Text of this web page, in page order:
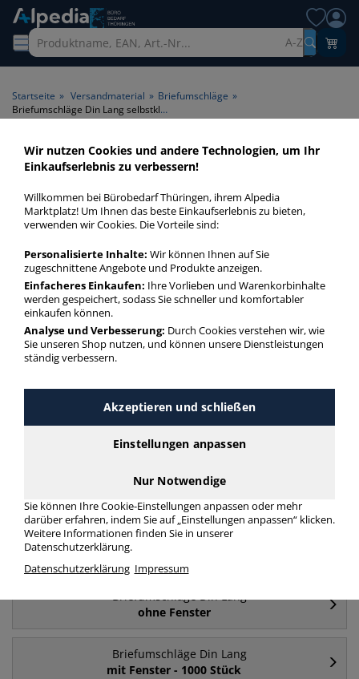
A-Z
Startseite » Versandmaterial » Briefumschläge »
Briefumschläge Din Lang selbstklebend mit Fenster Din Lang
Briefumschläge Din Lang
selbstklebend mit Fenster Din
Lang > Format Din Lang >
Fenster mit Fenster > Klebung
selbstklebend
Briefumschläge Din Lang Din Lang mit Fenster selbstklebend
in bester Qualität zum günstigen Preis. Finden Sie schnell
Briefumschläge Din Lang Din Lang mit Fenster selbstklebend
mit unserer Filter-Funktion.
Briefumschläge Din Lang selbstklebend mit
Fenster Din Lang
mehr Infos zur Kategorie
Briefumschläge Din Lang
Briefumschläge Din Lang
ohne Fenster
Briefumschläge Din Lang
mit Fenster - 1000 Stück
Wir nutzen Cookies und andere Technologien, um Ihr
Einkaufserlebnis zu verbessern!
Willkommen bei Bürobedarf Thüringen, ihrem Alpedia
Marktplatz! Um Ihnen das beste Einkaufserlebnis zu bieten,
verwenden wir Cookies. Die Vorteile sind:
Personalisierte Inhalte: Wir können Ihnen auf Sie
zugeschnittene Angebote und Produkte anzeigen.
Einfacheres Einkaufen: Ihre Vorlieben und Warenkorbinhalte
werden gespeichert, sodass Sie schneller und komfortabler
einkaufen können.
Analyse und Verbesserung: Durch Cookies verstehen wir, wie
Sie unseren Shop nutzen, und können unsere Dienstleistungen
ständig verbessern.
Akzeptieren und schließen
Einstellungen anpassen
Nur Notwendige
Sie können Ihre Cookie-Einstellungen anpassen oder mehr
darüber erfahren, indem Sie auf „Einstellungen anpassen“ klicken.
Weitere Informationen finden Sie in unserer
Datenschutzerklärung.
Datenschutzerklärung Impressum